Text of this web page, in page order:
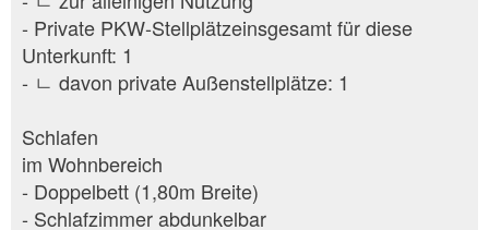
- Private PKW-Stellplätzeinsgesamt für diese
Unterkunft: 1
- ㄴ davon private Außen­stellplätze: 1
Schlafen
im Wohnbereich
- Doppelbett (1,80m Breite)
- Schlafzimmer abdunkelbar